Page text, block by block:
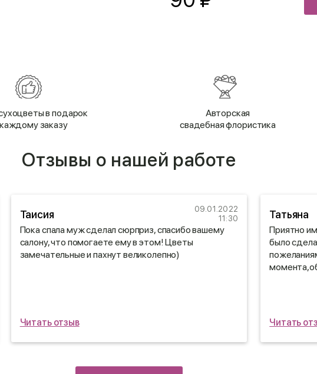
в подарок
заказу
Авторская
свадебная флористика
Отзывы о нашей работе
Таисия
09.01.2022
11:30
Пока спала муж сделал сюрприз, спасибо вашему
салону, что помогаете ему в этом! Цветы
замечательные и пахнут великолепно)
Читать отзыв
Татьяна
Приятно
было
Читать